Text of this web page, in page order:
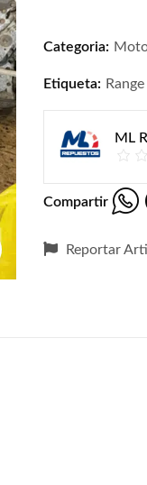
Categoria:
Etiqueta:
ML
Compartir
Reportar